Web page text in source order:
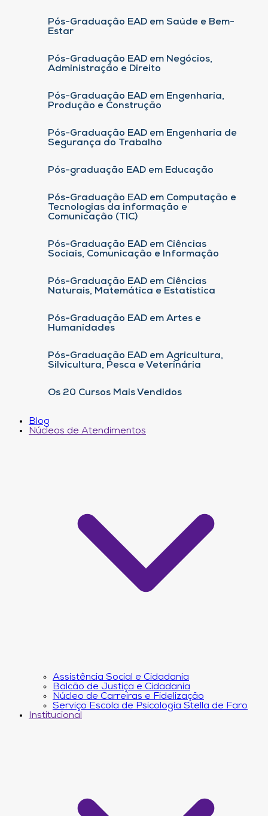
Pós-Graduação EAD em Saúde e Bem-
Estar
Pós-Graduação EAD em Negócios,
Administração e Direito
Pós-Graduação EAD em Engenharia,
Produção e Construção
Pós-Graduação EAD em Engenharia de
Segurança do Trabalho
Pós-graduação EAD em Educação
Pós-Graduação EAD em Computação e
Tecnologias da informação e
Comunicação (TIC)
Pós-Graduação EAD em Ciências
Sociais, Comunicação e Informação
Pós-Graduação EAD em Ciências
Naturais, Matemática e Estatística
Pós-Graduação EAD em Artes e
Humanidades
Pós-Graduação EAD em Agricultura,
Silvicultura, Pesca e Veterinária
Os 20 Cursos Mais Vendidos
Blog
Núcleos de Atendimentos
Assistência Social e Cidadania
Balcão de Justiça e Cidadania
Núcleo de Carreiras e Fidelização
Serviço Escola de Psicologia Stella de Faro
Institucional